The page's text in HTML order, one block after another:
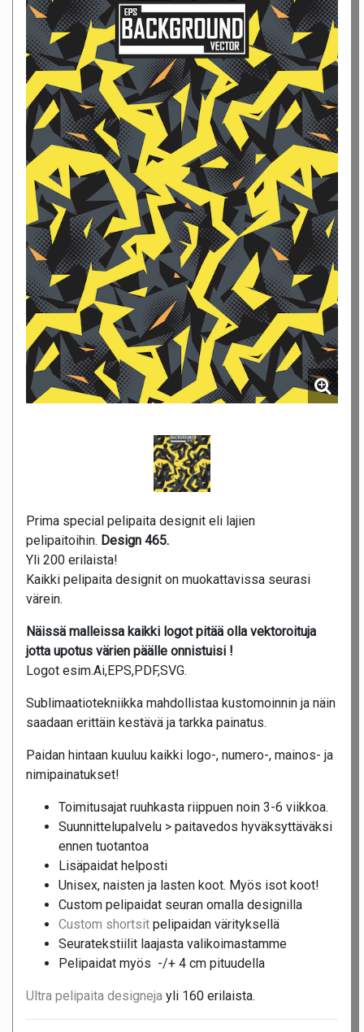
Prima special pelipaita designit eli lajien
pelipaitoihin. Design 465.
Yli 200 erilaista!
Kaikki pelipaita designit on muokattavissa seurasi
värein.
Näissä malleissa kaikki logot pitää olla vektoroituja
jotta upotus värien päälle onnistuisi !
Logot esim.Ai,EPS,PDF,SVG.
Sublimaatiotekniikka mahdollistaa kustomoinnin ja näin
saadaan erittäin kestävä ja tarkka painatus.
Paidan hintaan kuuluu kaikki logo-, numero-, mainos- ja
nimipainatukset!
Toimitusajat ruuhkasta riippuen noin 3-6 viikkoa.
Suunnittelupalvelu > paitavedos hyväksyttäväksi
ennen tuotantoa
Lisäpaidat helposti
Unisex, naisten ja lasten koot. Myös isot koot!
Custom pelipaidat seuran omalla designilla
Custom shortsit pelipaidan värityksellä
Seuratekstiilit laajasta valikoimastamme
Pelipaidat myös -/+ 4 cm pituudella
Ultra pelipaita designeja yli 160 erilaista.